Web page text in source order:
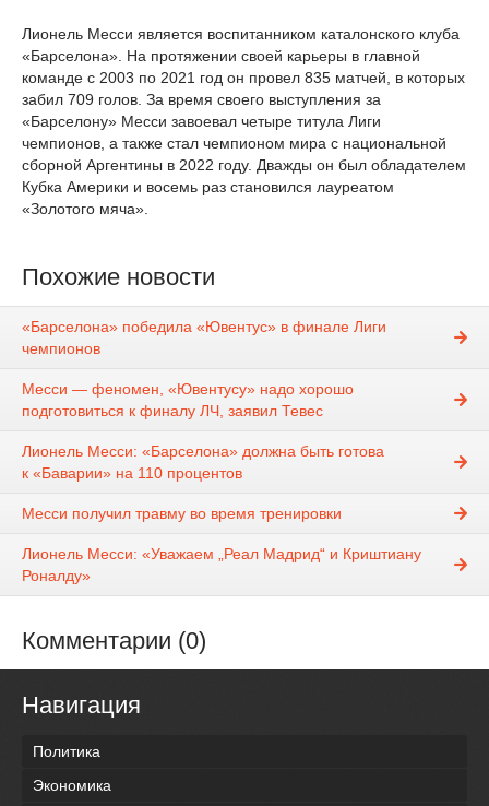
Лионель Месси является воспитанником каталонского клуба
«Барселона». На протяжении своей карьеры в главной
команде с 2003 по 2021 год он провел 835 матчей, в которых
забил 709 голов. За время своего выступления за
«Барселону» Месси завоевал четыре титула Лиги
чемпионов, а также стал чемпионом мира с национальной
сборной Аргентины в 2022 году. Дважды он был обладателем
Кубка Америки и восемь раз становился лауреатом
«Золотого мяча».
Похожие новости
«Барселона» победила «Ювентус» в финале Лиги
чемпионов
Месси — феномен, «Ювентусу» надо хорошо
подготовиться к финалу ЛЧ, заявил Тевес
Лионель Месси: «Барселона» должна быть готова
к «Баварии» на 110 процентов
Месси получил травму во время тренировки
Лионель Месси: «Уважаем „Реал Мадрид“ и Криштиану
Роналду»
Комментарии (0)
Навигация
Политика
Экономика